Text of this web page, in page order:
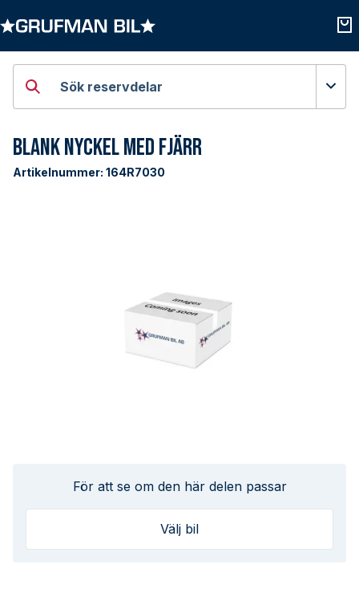
Sök reservdelar
Blank Nyckel med Fjärr
Artikelnummer: 164R7030
För att se om den här delen passar
Välj bil